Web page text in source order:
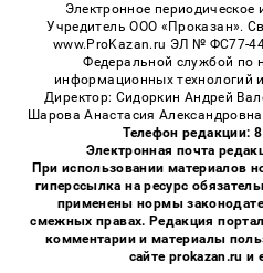
Электронное периодическое
Учредитель ООО «Проказан».
www.ProKazan.ru ЭЛ № ФС77-
Федеральной службой по
информационных технологий
Директор: Сидоркин Андрей
Шарова Анастасия
Телефон редакции:
Электронная почта
При использовании материалов
гиперссылка на ресурс
применены нормы
смежных правах. Редакция
комментарии и материалы
сайте prokazan.ru и